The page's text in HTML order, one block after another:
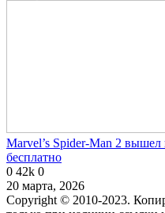
Marvel’s Spider-Man 2
бесплатно
0 42k 0
20 марта, 2026
Copyright © 2010-2023.